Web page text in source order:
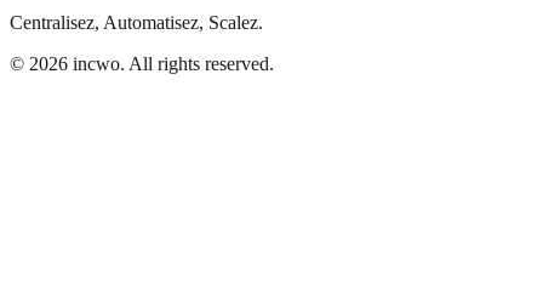
Centralisez, Automatisez, Scalez.
© 2026 incwo. All rights reserved.